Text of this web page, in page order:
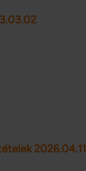
2026.04.11